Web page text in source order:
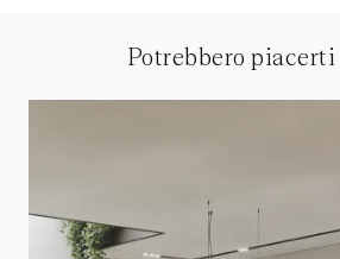
Potrebbero piacerti